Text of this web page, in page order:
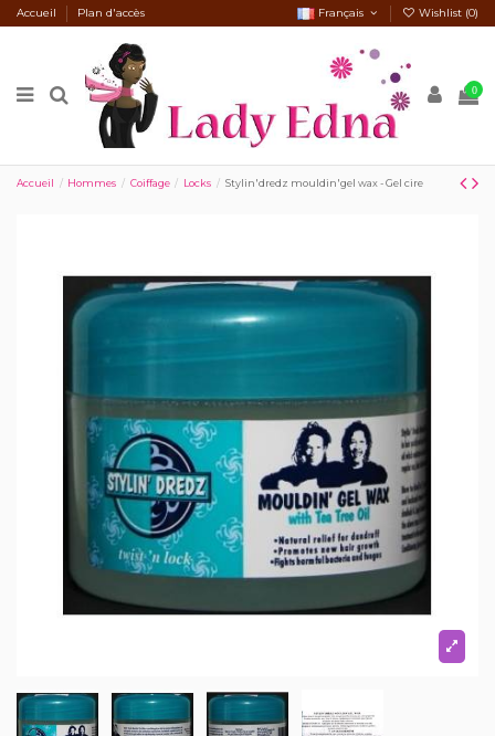
Accueil Plan d'accès Français Wishlist (0)
0
Accueil Hommes Coiffage Locks Stylin'dredz mouldin'gel wax - Gel cire